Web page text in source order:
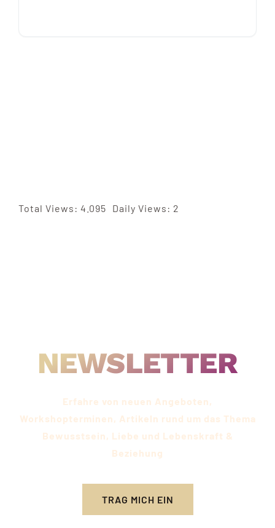
Total Views: 4.095 Daily Views: 2
NEWSLETTER
Erfahre von neuen Angeboten,
Workshopterminen, Artikeln rund um das Thema
Bewusstsein, Liebe und Lebenskraft &
Beziehung​
TRAG MICH EIN